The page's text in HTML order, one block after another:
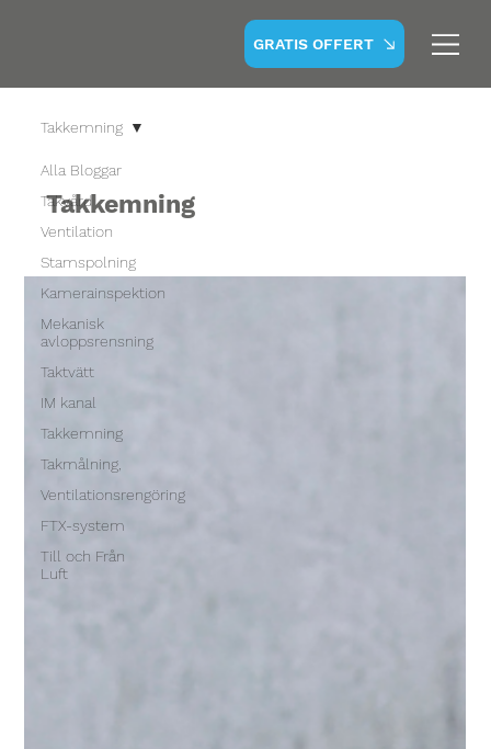
GRATIS OFFERT
Alla Bloggar
Takvård
Ventilation
Stamspolning
Kamerainspektion
Mekanisk
avloppsrensning
Taktvätt
IM kanal
Takkemning
Takmålning,
Ventilationsrengöring
FTX-system
Till och Från
Luft
Takkemning
Takkemning